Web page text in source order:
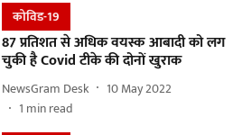
कोविड-19
87 प्रतिशत से अधिक वयस्क आबादी को लग
चुकी है Covid टीके की दोनों खुराक
NewsGram Desk
10 May 2022
1 min read